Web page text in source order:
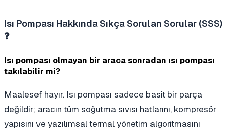
Isı Pompası Hakkında Sıkça Sorulan Sorular (SSS)
❓
Isı pompası olmayan bir araca sonradan ısı pompası
takılabilir mi?
Maalesef hayır. Isı pompası sadece basit bir parça
değildir; aracın tüm soğutma sıvısı hatlarını, kompresör
yapısını ve yazılımsal termal yönetim algoritmasını